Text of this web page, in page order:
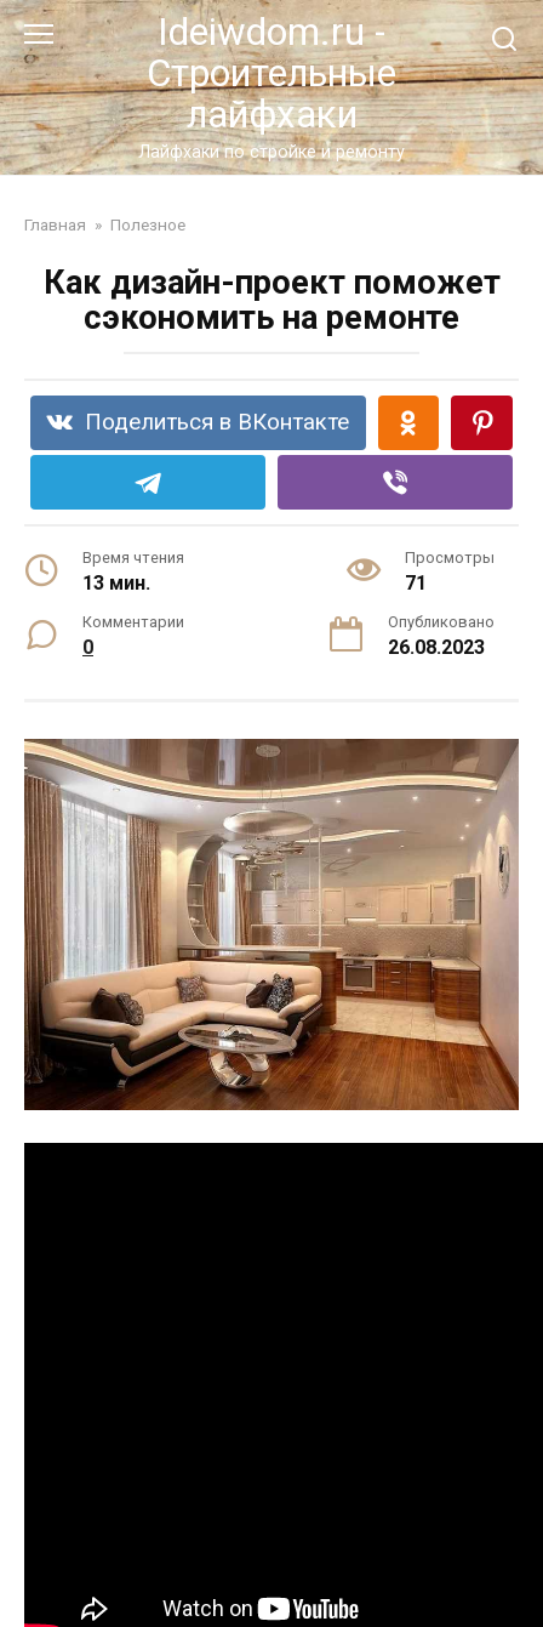
Перейти
к
контенту
Ideiwdom.ru -
Строительные
лайфхаки
Лайфхаки по стройке и ремонту
Главная » Полезное
Как дизайн-проект поможет
сэкономить на ремонте
Поделиться в ВКонтакте
Время чтения
13 мин.
Просмотры
71
Комментарии
0
Опубликовано
26.08.2023